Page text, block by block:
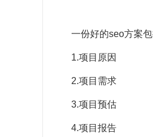
一份好的seo方案包
1.项目原因
2.项目需求
3.项目预估
4.项目报告